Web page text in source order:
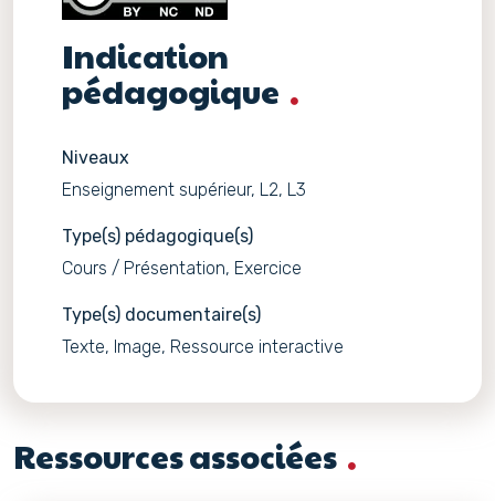
Indication
pédagogique
Niveaux
Enseignement supérieur, L2, L3
Type(s) pédagogique(s)
Cours / Présentation, Exercice
Type(s) documentaire(s)
Texte, Image, Ressource interactive
Ressources associées